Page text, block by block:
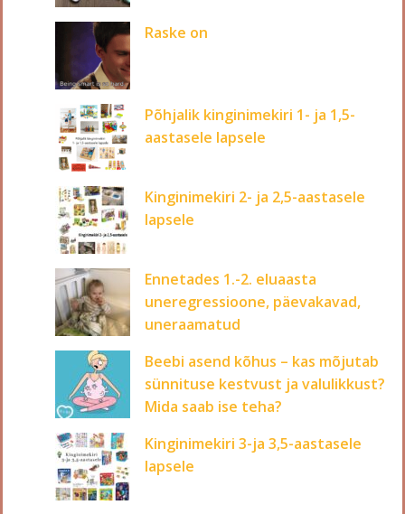
Raske on
Põhjalik kinginimekiri 1- ja 1,5-
aastasele lapsele
Kinginimekiri 2- ja 2,5-aastasele
lapsele
Ennetades 1.-2. eluaasta
uneregressioone, päevakavad,
uneraamatud
Beebi asend kõhus – kas mõjutab
sünnituse kestvust ja valulikkust?
Mida saab ise teha?
Kinginimekiri 3-ja 3,5-aastasele
lapsele